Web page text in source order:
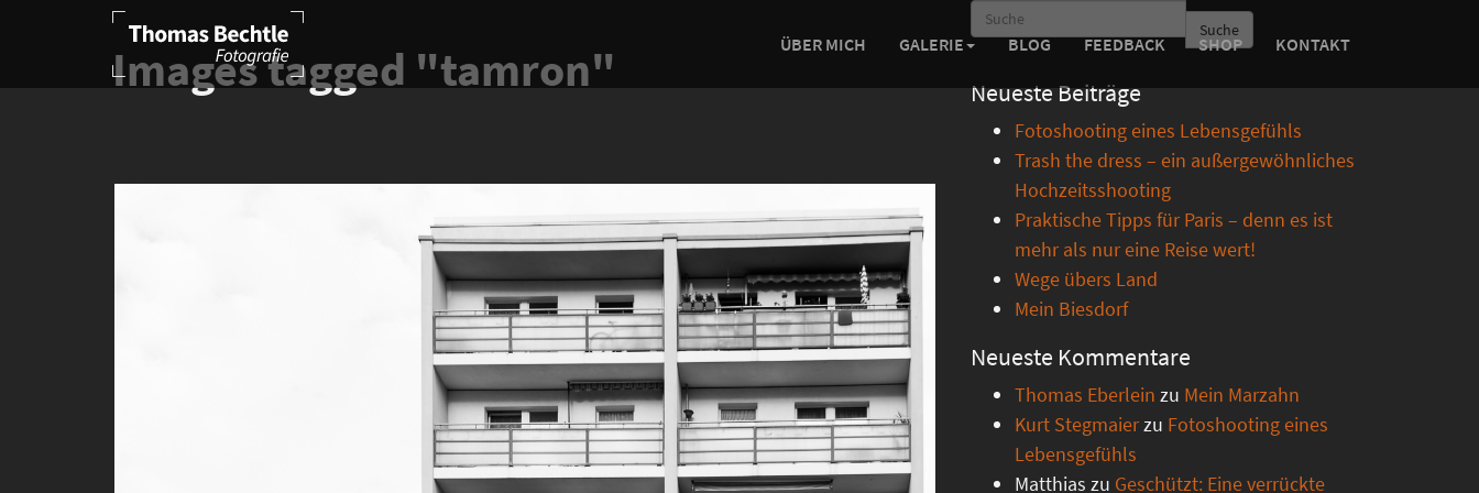
ÜBER MICH GALERIE BLOG FEEDBACK SHOP KONTAKT
Images tagged "tamron"
Suche
Neueste Beiträge
Fotoshooting eines Lebensgefühls
Trash the dress – ein außergewöhnliches
Hochzeitsshooting
Praktische Tipps für Paris – denn es ist
mehr als nur eine Reise wert!
Wege übers Land
Mein Biesdorf
Neueste Kommentare
Thomas Eberlein zu Mein Marzahn
Kurt Stegmaierzu Fotoshooting eines
Lebensgefühls
Matthias zu Geschützt: Eine verrückte